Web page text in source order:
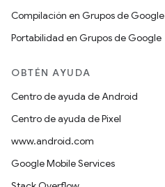
Compilación en Grupos de Google
Portabilidad en Grupos de Google
OBTÉN AYUDA
Centro de ayuda de Android
Centro de ayuda de Pixel
www.android.com
Google Mobile Services